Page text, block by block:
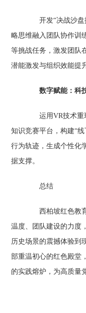
开发“决战沙盘
略思维融入团队协作训
等挑战任务，激发团队
潜能激发与组织效能提
数字赋能：科
运用VR技术重现
知识竞赛平台，构建“
行为轨迹，生成个性化
据支撑。
总结
西柏坡红色教育
温度、团队建设的力度
历史场景的震撼体验到
部重温初心的红色殿堂
的实践熔炉，为高质量